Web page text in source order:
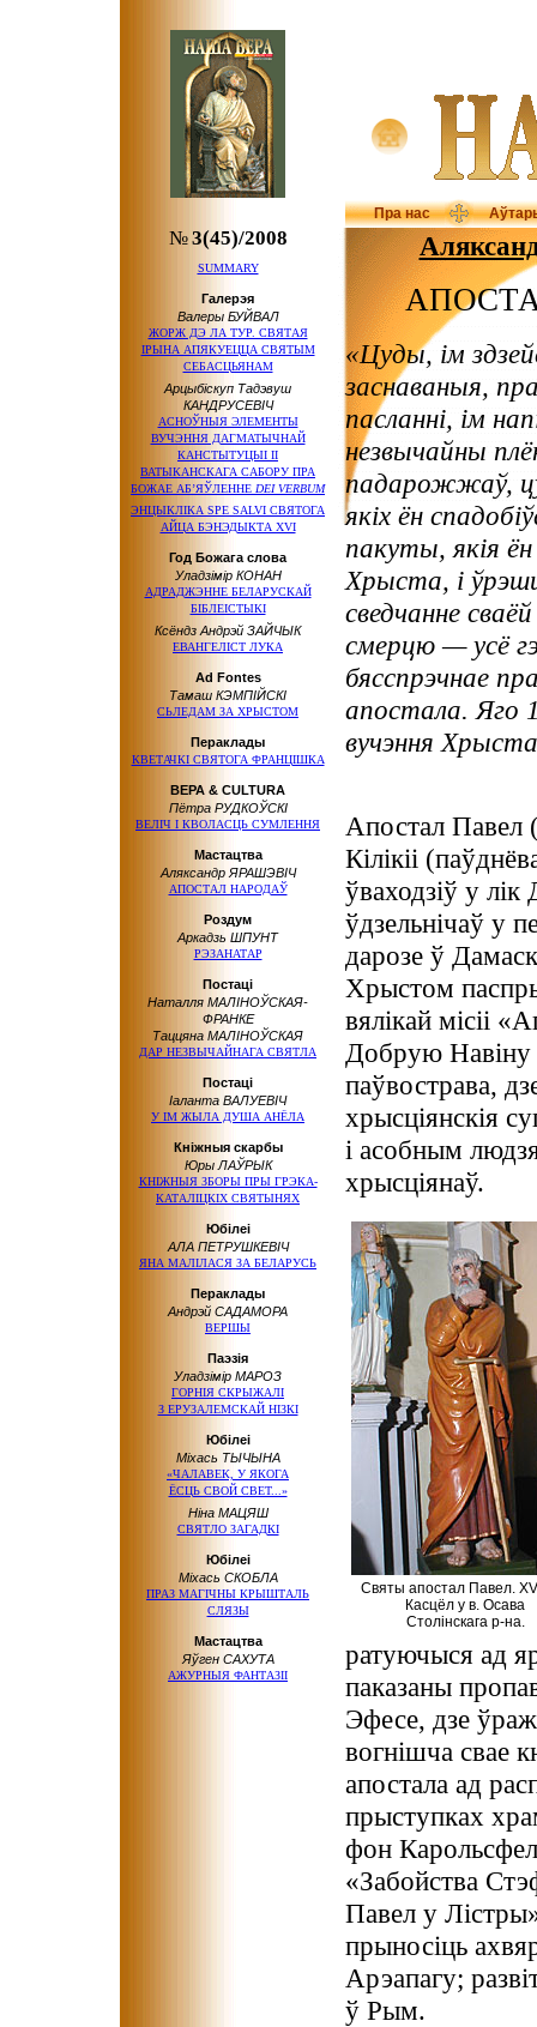
Пра нас
№3(45)/2008
SUMMARY
Галерэя
Валеры БУЙВАЛ
ЖОРЖ ДЭ ЛА ТУР. СВЯТАЯ
ІРЫНА АПЯКУЕЦЦА СВЯТЫМ
СЕБАСЦЬЯНАМ
Арцыбіскуп Тадэвуш
КАНДРУСЕВІЧ
АСНОЎНЫЯ ЭЛЕМЕНТЫ
ВУЧЭННЯ ДАГМАТЫЧНАЙ
КАНСТЫТУЦЫІ ІІ
ВАТЫКАНСКАГА САБОРУ ПРА
БОЖАЕ АБ’ЯЎЛЕННЕ DEI VERBUM
ЭНЦЫКЛIКА SPE SALVI СВЯТОГА
АЙЦА БЭНЭДЫКТА XVI
Год Божага слова
Уладзімір КОНАН
АДРАДЖЭННЕ БЕЛАРУСКАЙ
БІБЛЕІСТЫКІ
Ксёндз Андрэй ЗАЙЧЫК
ЕВАНГЕЛIСТ ЛУКА
Ad Fontes
Тамаш КЭМПІЙСКІ
СЬЛЕДАМ ЗА ХРЫСТОМ
Пераклады
КВЕТАЧКІ СВЯТОГА ФРАНЦІШКА
ВЕРА & CULTURA
Пётра РУДКОЎСКІ
ВЕЛІЧ І КВОЛАСЦЬ СУМЛЕННЯ
Мастацтва
Аляксандр ЯРАШЭВІЧ
АПОСТАЛ НАРОДАЎ
Роздум
Аркадзь ШПУНТ
РЭЗАНАТАР
Постаці
Наталля МАЛІНОЎСКАЯ-
ФРАНКЕ
Таццяна МАЛІНОЎСКАЯ
ДАР НЕЗВЫЧАЙНАГА СВЯТЛА
Постаці
Іаланта ВАЛУЕВІЧ
У IМ ЖЫЛА ДУША АНЁЛА
Кніжныя скарбы
Юры ЛАЎРЫК
КНІЖНЫЯ ЗБОРЫ ПРЫ ГРЭКА-
КАТАЛІЦКІХ СВЯТЫНЯХ
Юбілеі
АЛА ПЕТРУШКЕВІЧ
ЯНА МАЛІЛАСЯ ЗА БЕЛАРУСЬ
Пераклады
Андрэй САДАМОРА
ВЕРШЫ
Паэзія
Уладзімір МАРОЗ
ГОРНІЯ СКРЫЖАЛІ
З ЕРУЗАЛЕМСКАЙ НІЗКІ
Юбілеі
Міхась ТЫЧЫНА
«ЧАЛАВЕК, У ЯКОГА
ЁСЦЬ СВОЙ СВЕТ...»
Ніна МАЦЯШ
СВЯТЛО ЗАГАДКІ
Юбілеі
Міхась СКОБЛА
ПРАЗ МАГІЧНЫ КРЫШТАЛЬ
СЛЯЗЫ
Мастацтва
Яўген САХУТА
АЖУРНЫЯ ФАНТАЗІІ
«Цуды, ім
заснаваныя,
пасланні, ім
незвычайны
падарожжаў,
якіх ён
пакуты, якія
Хрыста, і
сведчанне
смерцю — усё
бясспрэчнае
апостала. Яго
вучэння
Апостал Павел
Кілікіі
ўваходзіў у
ўдзельнічаў у
дарозе ў
Хрыстом
вялікай місіі
Добрую Навіну
паўвострава,
хрысціянскія
і асобным
хрысціянаў.
Святы апостал Павел.
Касцёл у в. Осава
Столінскага р-на.
ратуючыся ад
паказаны
Эфесе, дзе
вогнішча свае
апостала ад
прыступках
фон
«Забойства
Павел у
прыносіць
Арэапагу;
ў Рым.